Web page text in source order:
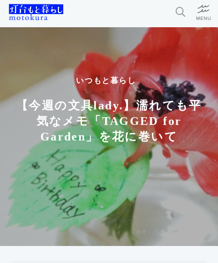
いつもと暮らし
【今週の文具lady.】濡れても平
気なメモ「TAGGED for
Garden」を花に巻いて
新着記事
今月の編集部おすすめ
探求者
灯台もと暮らしとは？
お問い合わせ
利用規約
個人情報保護方針
運営会社